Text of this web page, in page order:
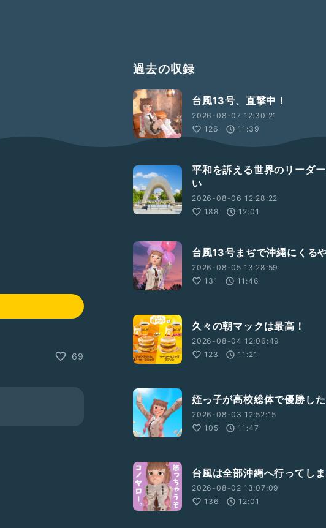
69
過去の収録
台風13号、直撃中！
2026-08-07 12:30:21
126
11:39
平和を訴える世界のリーダ
い
2026-08-06 12:28:22
188
12:01
台風13号まぢで沖縄にくる
2026-08-05 13:28:59
131
11:46
久々の朝マックは最高！
2026-08-04 12:06:49
123
11:21
姪っ子が高校総体で優勝した
2026-08-03 12:52:15
105
11:47
台風は全部沖縄へ行ってし
2026-08-02 13:07:09
136
12:01